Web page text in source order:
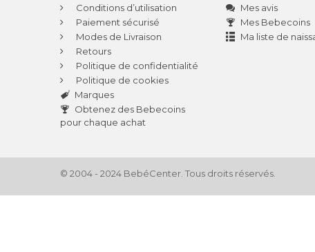
Conditions d’utilisation
Paiement sécurisé
Modes de Livraison
Retours
Politique de confidentialité
Politique de cookies
Marques
Obtenez des Bebecoins
pour chaque achat
Mes avis
Mes Bebecoins
Ma liste de
© 2004 - 2024 BebéCenter. Tous droits réservés.